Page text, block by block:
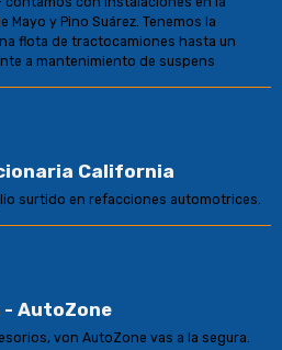
Mayo y Pino Suárez. Tenemos la
flota de tractocamiones hasta un
a mantenimiento de suspens
California
surtido en refacciones automotrices.
- AutoZone
von AutoZone vas a la segura.